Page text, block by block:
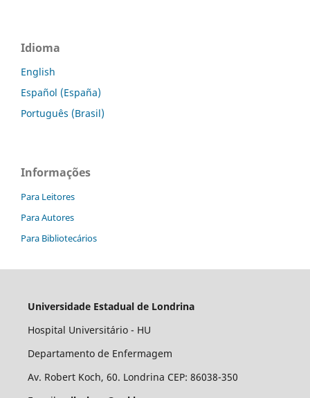
Idioma
English
Español (España)
Português (Brasil)
Informações
Para Leitores
Para Autores
Para Bibliotecários
Universidade Estadual de Londrina
Hospital Universitário - HU
Departamento de Enfermagem
Av. Robert Koch, 60. Londrina CEP: 86038-350